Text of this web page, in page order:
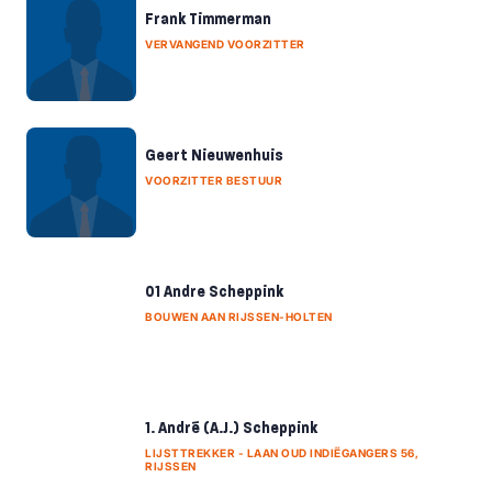
Frank Timmerman
VERVANGEND VOORZITTER
Geert Nieuwenhuis
VOORZITTER BESTUUR
01 Andre Scheppink
BOUWEN AAN RIJSSEN-HOLTEN
1. André (A.J.) Scheppink
LIJSTTREKKER - LAAN OUD INDIËGANGERS 56,
RIJSSEN